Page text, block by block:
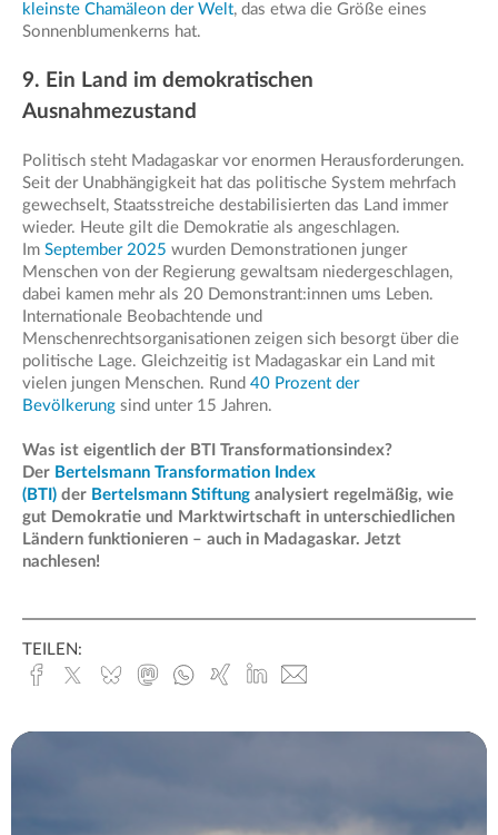
kleinste Chamäleon der Welt, das etwa die Größe eines
Sonnenblumenkerns hat.
9. Ein Land im demokratischen
Ausnahmezustand
Politisch steht Madagaskar vor enormen Herausforderungen.
Seit der Unabhängigkeit hat das politische System mehrfach
gewechselt, Staatsstreiche destabilisierten das Land immer
wieder. Heute gilt die Demokratie als angeschlagen.
Im September 2025 wurden Demonstrationen junger
Menschen von der Regierung gewaltsam niedergeschlagen,
dabei kamen mehr als 20 Demonstrant:innen ums Leben.
Internationale Beobachtende und
Menschenrechtsorganisationen zeigen sich besorgt über die
politische Lage. Gleichzeitig ist Madagaskar ein Land mit
vielen jungen Menschen. Rund 40 Prozent der
Bevölkerung sind unter 15 Jahren.
Was ist eigentlich der BTI Transformationsindex?
Der Bertelsmann Transformation Index
(BTI) der Bertelsmann Stiftung analysiert regelmäßig, wie
gut Demokratie und Marktwirtschaft in unterschiedlichen
Ländern funktionieren – auch in Madagaskar. Jetzt
nachlesen!
TEILEN:
Facebook
x.com BlueskyMastodonWhatsapp
Xing
Linked